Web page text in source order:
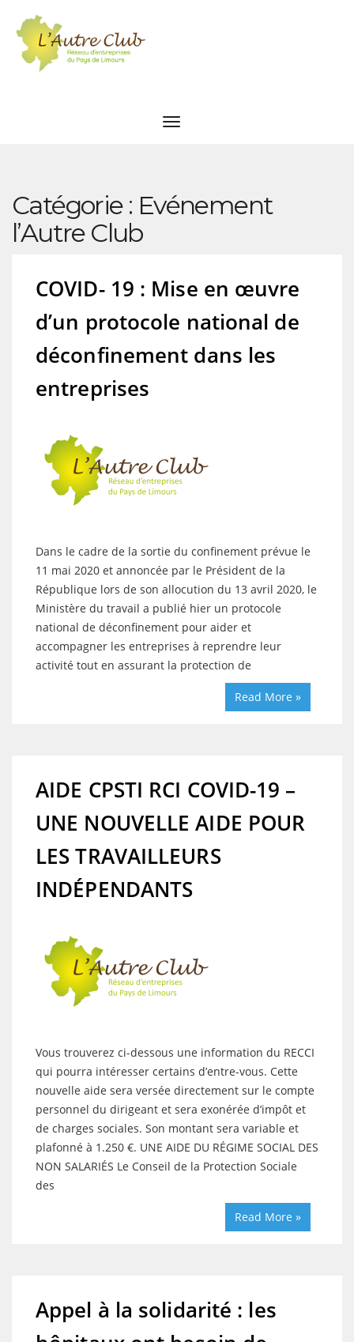
Catégorie : Evénement
l’Autre Club
COVID- 19 : Mise en œuvre
d’un protocole national de
déconfinement dans les
entreprises
Dans le cadre de la sortie du confinement prévue le
11 mai 2020 et annoncée par le Président de la
République lors de son allocution du 13 avril 2020, le
Ministère du travail a publié hier un protocole
national de déconfinement pour aider et
accompagner les entreprises à reprendre leur
activité tout en assurant la protection de
Read More »
AIDE CPSTI RCI COVID-19 –
UNE NOUVELLE AIDE POUR
LES TRAVAILLEURS
INDÉPENDANTS
Vous trouverez ci-dessous une information du RECCI
qui pourra intéresser certains d’entre-vous. Cette
nouvelle aide sera versée directement sur le compte
personnel du dirigeant et sera exonérée d’impôt et
de charges sociales. Son montant sera variable et
plafonné à 1.250 €. UNE AIDE DU RÉGIME SOCIAL DES
NON SALARIÉS Le Conseil de la Protection Sociale
des
Read More »
Appel à la solidarité : les